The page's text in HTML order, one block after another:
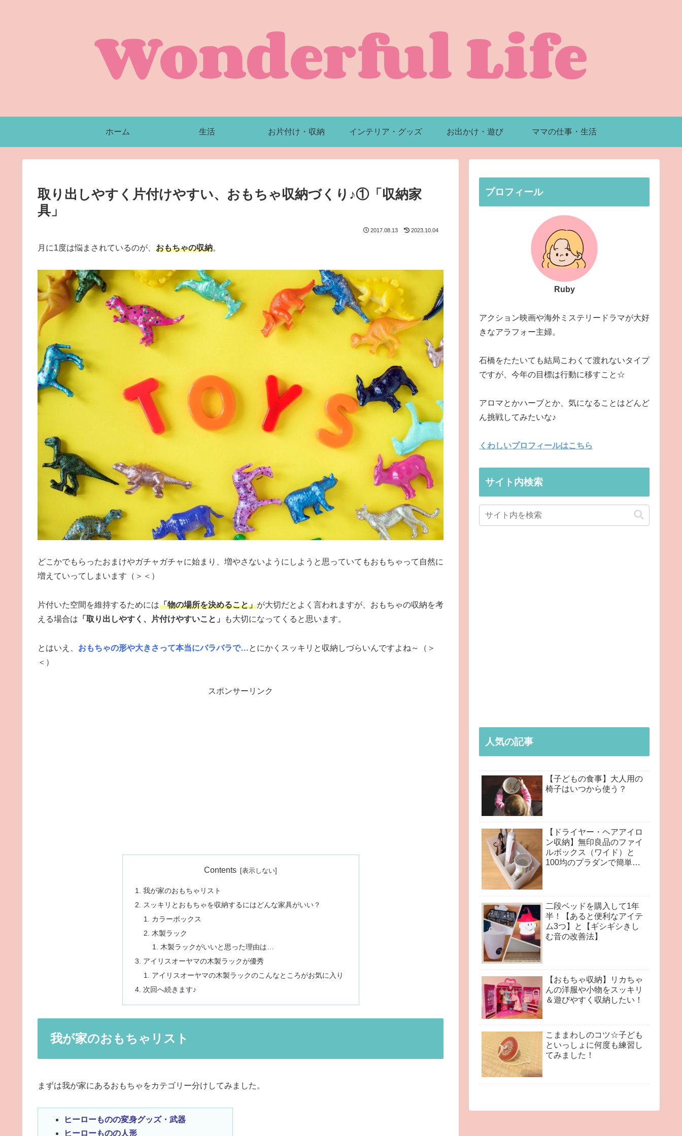
Wonderful Life
ホーム 生活 お片付け・収納 インテリア・グッズ お出かけ・遊び ママの仕事・生活
取り出しやすく片付けやすい、おもちゃ収納づくり♪①「収納家
具」
2017.08.13 2023.10.04
月に1度は悩まされているのが、 おもちゃの収納。
どこかでもらったおまけやガチャガチャに始まり、増やさないようにしようと思っていてもおもちゃって自然に
増えていってしまいます（＞＜）
片付いた空間を維持するためには「物の場所を決めること」が大切だとよく言われますが、おもちゃの収納を考
える場合は 「取り出しやすく、片付けやすいこと」 も大切になってくると思います。
とはいえ、 おもちゃの形や大きさって本当にバラバラで…とにかくスッキリと収納しづらいんですよね～（＞
＜）
スポンサーリンク
Contents
我が家のおもちゃリスト
スッキリとおもちゃを収納するにはどんな家具がいい？
カラーボックス
木製ラック
木製ラックがいいと思った理由は…
アイリスオーヤマの木製ラックが優秀
アイリスオーヤマの木製ラックのこんなところがお気に入り
次回へ続きます♪
我が家のおもちゃリスト
まずは我が家にあるおもちゃをカテゴリー分けしてみました。
ヒーローものの変身グッズ・武器
ヒーローものの人形
プロフィール
Ruby
アクション映画や海外ミステリードラマが大好
きなアラフォー主婦。
石橋をたたいても結局こわくて渡れないタイプ
ですが、今年の目標は行動に移すこと☆
アロマとかハーブとか、気になることはどんど
ん挑戦してみたいな♪
くわしいプロフィールはこちら
サイト内検索
人気の記事
【子どもの食事】大人用の
椅子はいつから使う？
【ドライヤー・ヘアアイロ
ン収納】無印良品のファイ
ルボックス（ワイド）と
100均のプラダンで簡単手
二段ベッドを購入して1年
半！【あると便利なアイテ
ム3つ】と【ギシギシきし
む音の改善法】
【おもちゃ収納】リカちゃ
んの洋服や小物をスッキリ
＆遊びやすく収納したい！
こままわしのコツ☆子ども
といっしょに何度も練習し
てみました！